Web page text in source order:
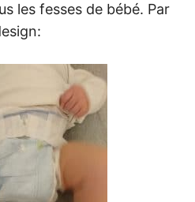
les fesses de bébé. Par